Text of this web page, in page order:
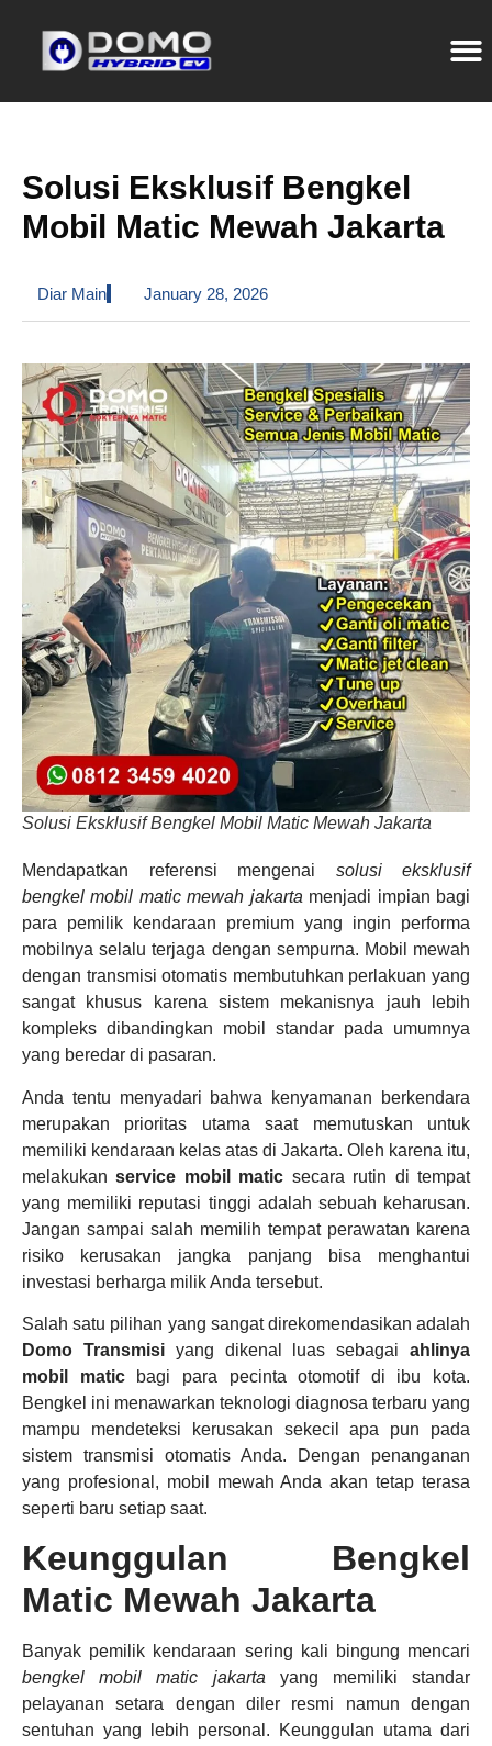
Solusi Eksklusif Bengkel
Mobil Matic Mewah Jakarta
Diar Main January 28, 2026
Solusi Eksklusif Bengkel Mobil Matic Mewah Jakarta
Mendapatkan referensi mengenai solusi eksklusif
bengkel mobil matic mewah jakarta menjadi impian bagi
para pemilik kendaraan premium yang ingin performa
mobilnya selalu terjaga dengan sempurna. Mobil mewah
dengan transmisi otomatis membutuhkan perlakuan yang
sangat khusus karena sistem mekanisnya jauh lebih
kompleks dibandingkan mobil standar pada umumnya
yang beredar di pasaran.
Anda tentu menyadari bahwa kenyamanan berkendara
merupakan prioritas utama saat memutuskan untuk
memiliki kendaraan kelas atas di Jakarta. Oleh karena itu,
melakukanservice mobil matic secara rutin di tempat
yang memiliki reputasi tinggi adalah sebuah keharusan.
Jangan sampai salah memilih tempat perawatan karena
risiko kerusakan jangka panjang bisa menghantui
investasi berharga milik Anda tersebut.
Salah satu pilihan yang sangat direkomendasikan adalah
Domo Transmisiyang dikenal luas sebagaiahlinya
mobil maticbagi para pecinta otomotif di ibu kota.
Bengkel ini menawarkan teknologi diagnosa terbaru yang
mampu mendeteksi kerusakan sekecil apa pun pada
sistem transmisi otomatis Anda. Dengan penanganan
yang profesional, mobil mewah Anda akan tetap terasa
seperti baru setiap saat.
Keunggulan Bengkel
Matic Mewah Jakarta
Banyak pemilik kendaraan sering kali bingung mencari
bengkel mobil matic jakarta yang memiliki standar
pelayanan setara dengan diler resmi namun dengan
sentuhan yang lebih personal. Keunggulan utama dari